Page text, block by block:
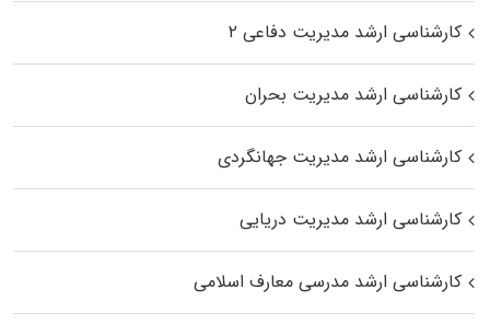
کارشناسی ارشد مدیریت دفاعی ۲
کارشناسی ارشد مدیریت بحران
کارشناسی ارشد مدیریت جهانگردی
کارشناسی ارشد مدیریت دریایی
کارشناسی ارشد مدرسی معارف اسلامی